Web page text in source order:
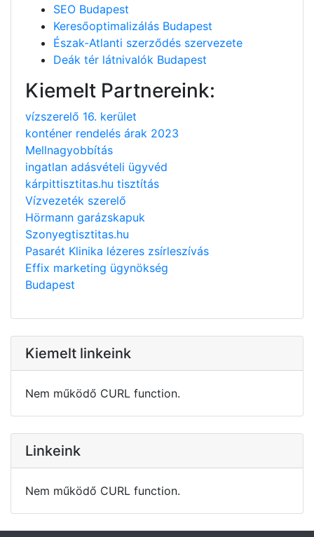
SEO Budapest
Keresőoptimalizálás Budapest
Észak-Atlanti szerződés szervezete
Deák tér látnivalók Budapest
Kiemelt Partnereink:
vízszerelő 16. kerület
konténer rendelés árak 2023
Mellnagyobbítás
ingatlan adásvételi ügyvéd
kárpittisztitas.hu tisztítás
Vízvezeték szerelő
Hörmann garázskapuk
Szonyegtisztitas.hu
Pasarét Klinika lézeres zsírleszívás
Effix marketing ügynökség
Budapest
Kiemelt linkeink
Nem működő CURL function.
Linkeink
Nem működő CURL function.